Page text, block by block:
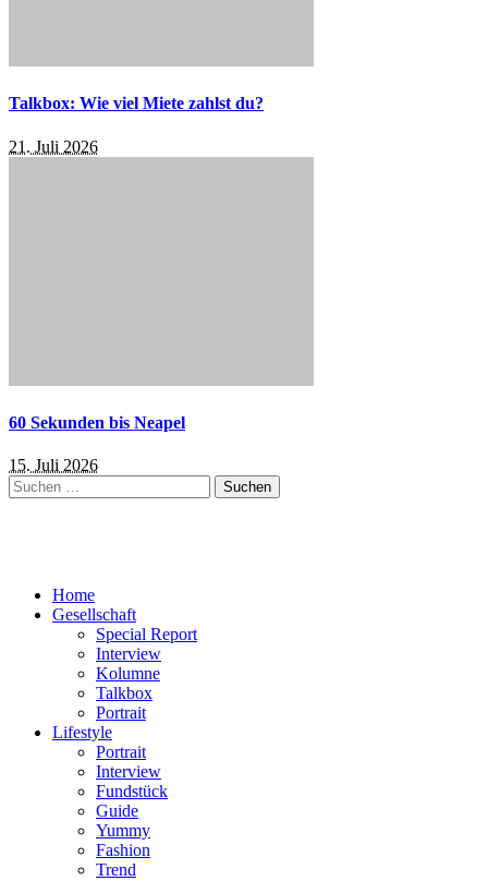
Talkbox: Wie viel Miete zahlst du?
21. Juli 2026
60 Sekunden bis Neapel
15. Juli 2026
Suchen
nach:
Home
Gesellschaft
Special Report
Interview
Kolumne
Talkbox
Portrait
Lifestyle
Portrait
Interview
Fundstück
Guide
Yummy
Fashion
Trend